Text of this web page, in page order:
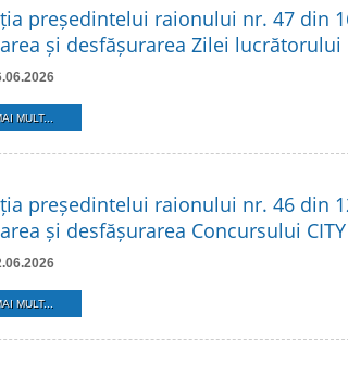
președintelui raionului nr. 47 din
și desfășurarea Zilei
MULT...
președintelui raionului nr. 46 din
și desfășurarea Concursului CITY
MULT...